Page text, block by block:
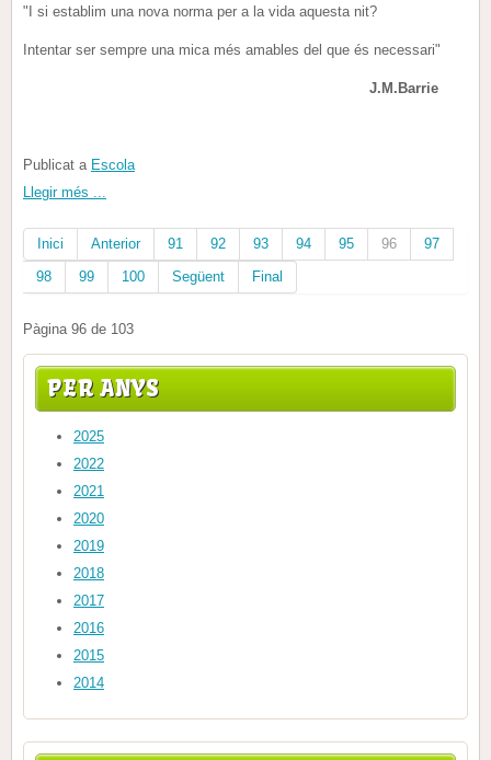
"I si establim una nova norma per a la vida aquesta nit?
Intentar ser sempre una mica més amables del que és necessari"
J.M.Barrie
Publicat a Escola
Llegir més ...
Inici Anterior 91 92 93 94 95 96
97
98
99 100 Següent Final
Pàgina 96 de 103
PER ANYS
2025
2022
2021
2020
2019
2018
2017
2016
2015
2014